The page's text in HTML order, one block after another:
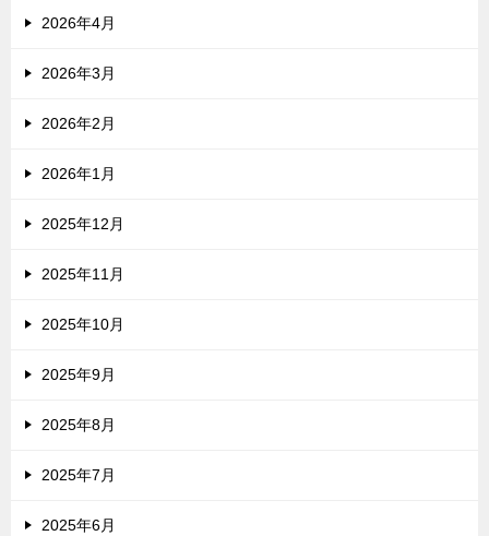
2026年4月
2026年3月
2026年2月
2026年1月
2025年12月
2025年11月
2025年10月
2025年9月
2025年8月
2025年7月
2025年6月